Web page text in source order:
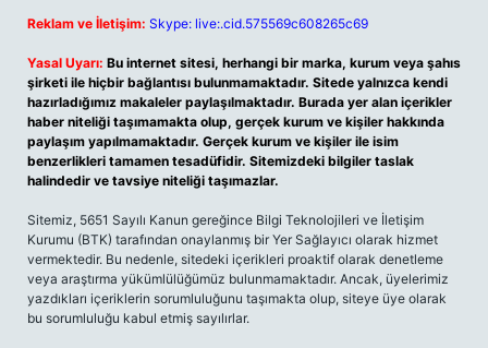
Reklam ve İletişim: Skype: live:.cid.575569c608265c69
Yasal Uyarı: Bu internet sitesi, herhangi bir marka, kurum veya şahıs
şirketi ile hiçbir bağlantısı bulunmamaktadır. Sitede yalnızca kendi
hazırladığımız makaleler paylaşılmaktadır. Burada yer alan içerikler
haber niteliği taşımamakta olup, gerçek kurum ve kişiler hakkında
paylaşım yapılmamaktadır. Gerçek kurum ve kişiler ile isim
benzerlikleri tamamen tesadüfidir. Sitemizdeki bilgiler taslak
halindedir ve tavsiye niteliği taşımazlar.
Sitemiz, 5651 Sayılı Kanun gereğince Bilgi Teknolojileri ve İletişim
Kurumu (BTK) tarafından onaylanmış bir Yer Sağlayıcı olarak hizmet
vermektedir. Bu nedenle, sitedeki içerikleri proaktif olarak denetleme
veya araştırma yükümlülüğümüz bulunmamaktadır. Ancak, üyelerimiz
yazdıkları içeriklerin sorumluluğunu taşımakta olup, siteye üye olarak
bu sorumluluğu kabul etmiş sayılırlar.